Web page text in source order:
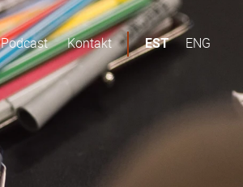
Podcast Kontakt EST ENG